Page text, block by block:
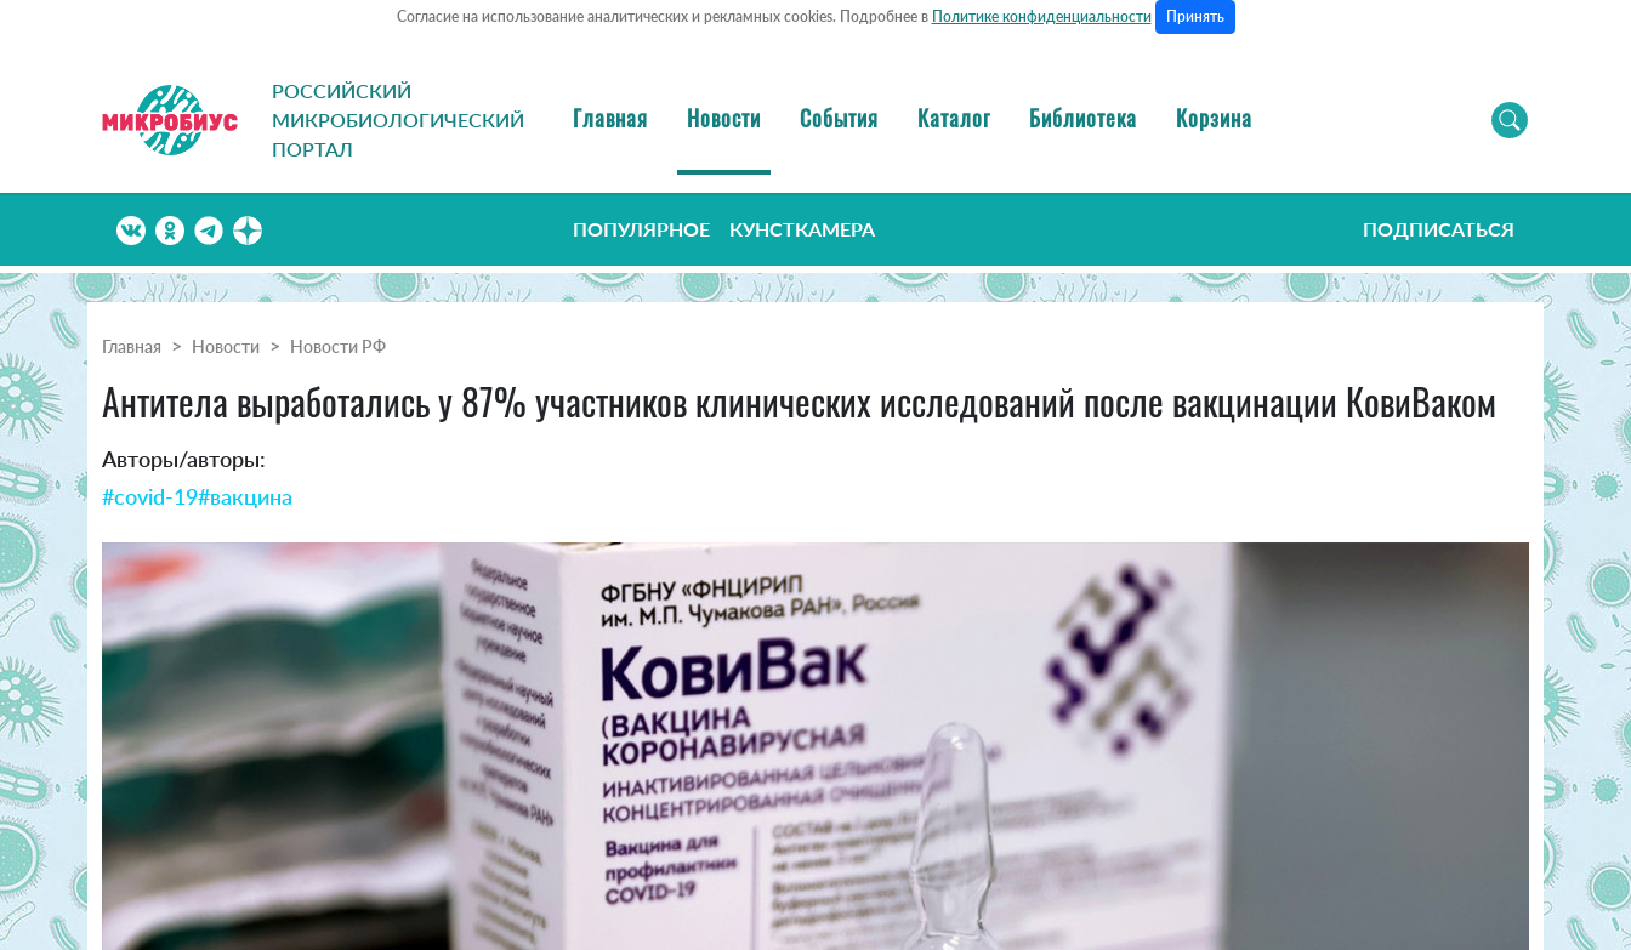
Согласие на использование аналитических и рекламных cookies. Подробнее в Политике конфиденциальности Принять
РОССИЙСКИЙ
МИКРОБИОЛОГИЧЕСКИЙ
ПОРТАЛ
Главная Новости События Каталог Библиотека Корзина
ПОПУЛЯРНОЕ КУНСТКАМЕРА ПОДПИСАТЬСЯ
Главная Новости Новости РФ
Антитела выработались у 87% участников клинических исследований после вакцинации КовиВаком
Авторы/авторы:
#covid-19#вакцина